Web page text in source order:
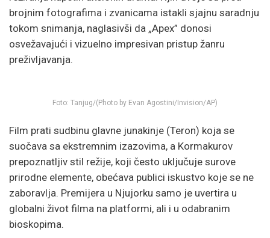
brojnim fotografima i zvanicama istakli sjajnu saradnju
tokom snimanja, naglasivši da „Apex” donosi
osvežavajući i vizuelno impresivan pristup žanru
preživljavanja.
Foto: Tanjug/(Photo by Evan Agostini/Invision/AP)
Film prati sudbinu glavne junakinje (Teron) koja se
suočava sa ekstremnim izazovima, a Kormakurov
prepoznatljiv stil režije, koji često uključuje surove
prirodne elemente, obećava publici iskustvo koje se ne
zaboravlja. Premijera u Njujorku samo je uvertira u
globalni život filma na platformi, ali i u odabranim
bioskopima.